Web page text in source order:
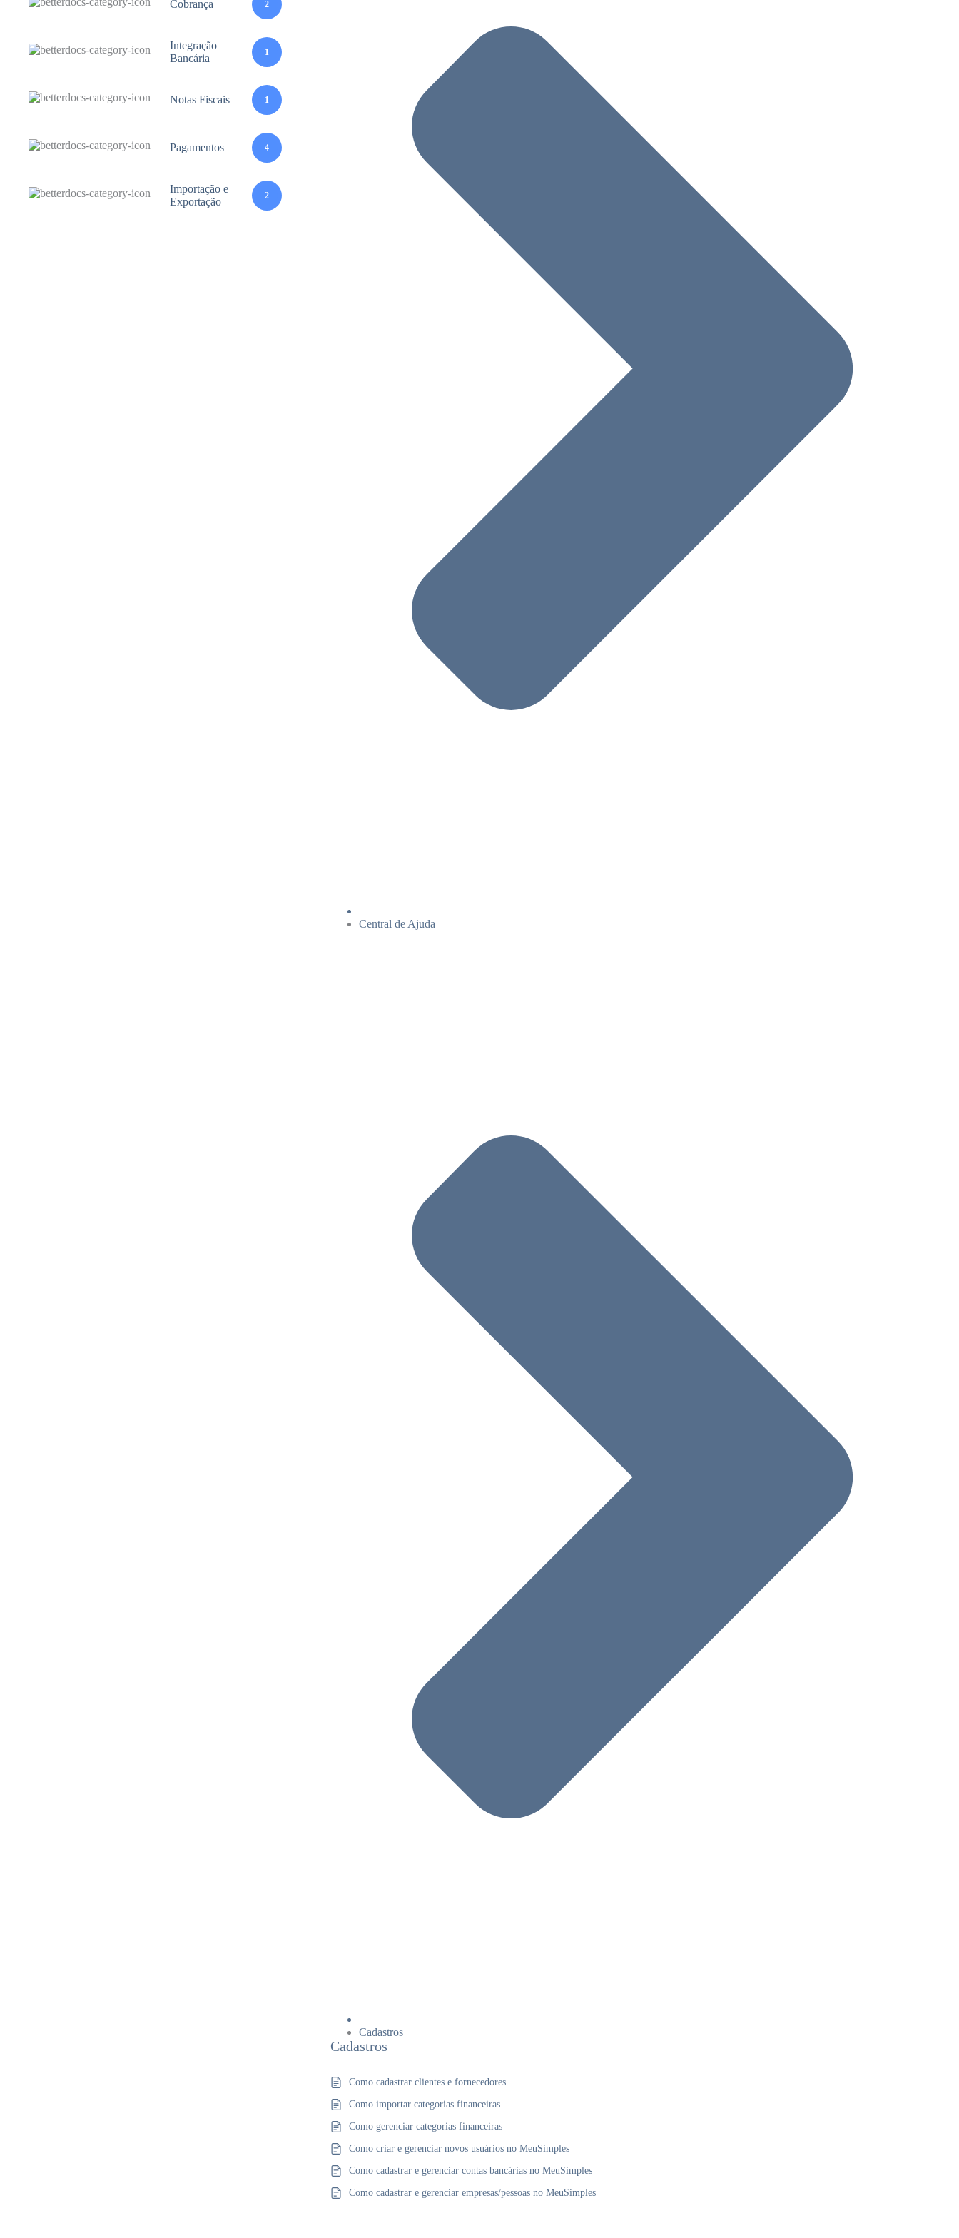
Cobrança 2
Integração
Bancária
1
Notas Fiscais 1
Pagamentos 4
Importação e
Exportação
2
Central de Ajuda
Cadastros
Cadastros
Como cadastrar clientes e fornecedores
Como importar categorias financeiras
Como gerenciar categorias financeiras
Como criar e gerenciar novos usuários no MeuSimples
Como cadastrar e gerenciar contas bancárias no MeuSimples
Como cadastrar e gerenciar empresas/pessoas no MeuSimples